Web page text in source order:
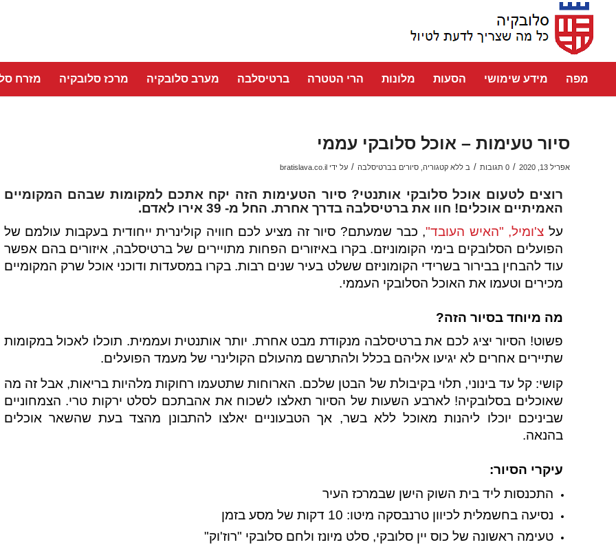
מפה מידע שימושי הסעות מלונות הרי הטטרה ברטיסלבה מערב סלובקיה מרכז סלובקיה מזרח
סיור טעימות – אוכל סלובקי עממי
אפריל 13, 2020 / 0 תגובות / ב ללא קטגוריה סיורים בברטיסלבה / על ידי bratislava.co.il
רוצים לטעום אוכל סלובקי אותנטי? סיור הטעימות הזה יקח אתכם למקומות שבהם המקומיים
האמיתיים אוכלים! חוו את ברטיסלבה בדרך אחרת. החל מ- 39 אירו לאדם.
על צ'ומיל, "האיש העובד", כבר שמעתם? סיור זה מציע לכם חוויה קולינרית ייחודית בעקבות עולמם של
הפועלים הסלובקים בימי הקומוניזם. בקרו באיזורים הפחות מתויירים של ברטיסלבה, איזורים בהם אפשר
עוד להבחין בבירור בשרידי הקומוניזם ששלט בעיר שנים רבות. בקרו במסעדות ודוכני אוכל שרק המקומיים
מכירים וטעמו את האוכל הסלובקי העממי.
מה מיוחד בסיור הזה?
פשוט! הסיור יציג לכם את ברטיסלבה מנקודת מבט אחרת. יותר אותנטית ועממית. תוכלו לאכול במקומות
שתיירים אחרים לא יגיעו אליהם בכלל ולהתרשם מהעולם הקולינרי של מעמד הפועלים.
קושי: קל עד בינוני, תלוי בקיבולת של הבטן שלכם. הארוחות שתטעמו רחוקות מלהיות בריאות, אבל זה מה
שאוכלים בסלובקיה! לארבע השעות של הסיור תאלצו לשכוח את אהבתכם לסלט ירקות טרי. הצמחוניים
שביניכם יוכלו ליהנות מאוכל ללא בשר, אך הטבעוניים יאלצו להתבונן מהצד בעת שהשאר אוכלים
בהנאה.
עיקרי הסיור:
התכנסות ליד בית השוק הישן שבמרכז העיר
נסיעה בחשמלית לכיוון טרנבסקה מיטו: 10 דקות של מסע בזמן
טעימה ראשונה של כוס יין סלובקי, סלט מיונז ולחם סלובקי "רוז'וק"